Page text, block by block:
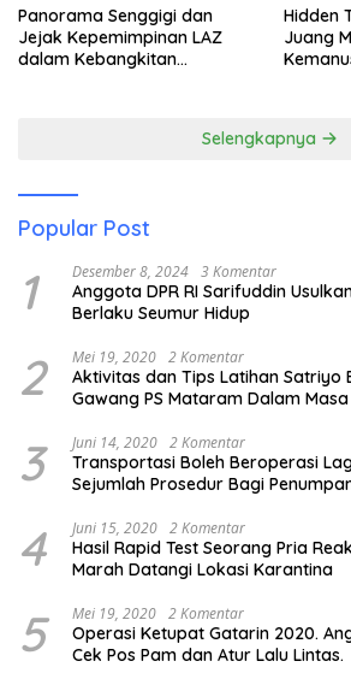
Panorama Senggigi dan
Jejak Kepemimpinan LAZ
dalam Kebangkitan
Hidden
Juang
Selengkapnya
Popular Post
1 Desember 8, 2024 3 Komentar
Anggota DPR RI Sarifuddin
Berlaku Seumur Hidup
2 Mei 19, 2020 2 Komentar
Aktivitas dan Tips Latihan Satriyo
Gawang PS Mataram Dalam Masa
3 Juni 14, 2020 2 Komentar
Transportasi Boleh Beroperasi
Sejumlah Prosedur Bagi
4 Juni 15, 2020 2 Komentar
Hasil Rapid Test Seorang Pria
Marah Datangi Lokasi Karantina
5 Mei 19, 2020 2 Komentar
Operasi Ketupat Gatarin 2020.
Cek Pos Pam dan Atur Lalu Lintas.